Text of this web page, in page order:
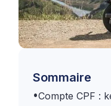
Sommaire
•Compte CPF :